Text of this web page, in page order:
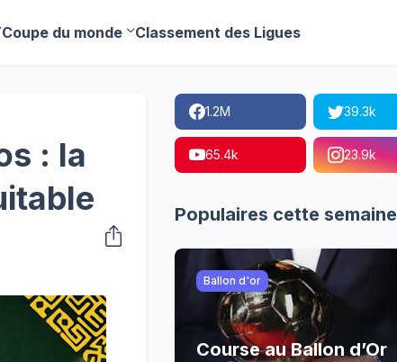
Coupe du monde Classement des Ligues
: la
1.2M 39.3k
65.4k 23.9k
Populaires cette semaine
Ballon d'or
Course au Ballon d’Or